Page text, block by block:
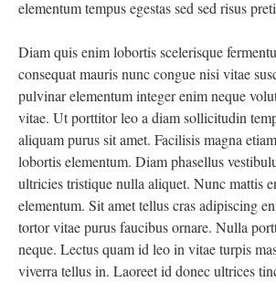
elementum tempus egestas sed sed risus
Diam quis enim lobortis scelerisque
consequat mauris nunc congue nisi vitae
pulvinar elementum integer enim neque
vitae. Ut porttitor leo a diam sollicitudin
aliquam purus sit amet. Facilisis magna
lobortis elementum. Diam phasellus
ultricies tristique nulla aliquet. Nunc mattis
elementum. Sit amet tellus cras adipiscing
tortor vitae purus faucibus ornare. Nulla
neque. Lectus quam id leo in vitae turpis
viverra tellus in. Laoreet id donec ultrices